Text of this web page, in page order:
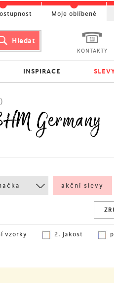
Germany
akční slevy
2. jakost
vzorky
KONTAKTY
INSPIRACE
Moje oblíbené